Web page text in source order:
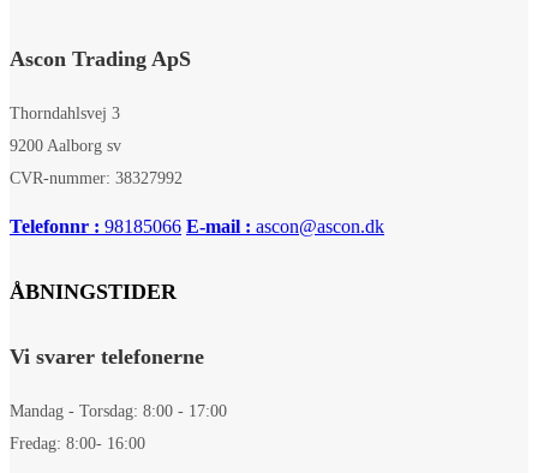
Ascon Trading ApS
Thorndahlsvej 3
9200 Aalborg sv
CVR-nummer: 38327992
Telefonnr : 98185066 E-mail : ascon@ascon.dk
ÅBNINGSTIDER
Vi svarer telefonerne
Mandag - Torsdag: 8:00 - 17:00
Fredag: 8:00- 16:00